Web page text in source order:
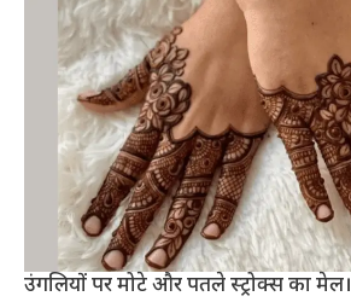
उंगलियों पर मोटे और पतले स्ट्रोक्स का मेल।